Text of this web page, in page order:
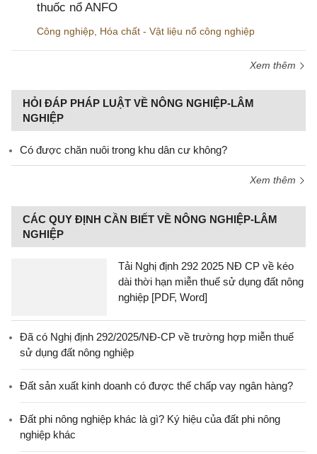
thuốc nổ ANFO
Công nghiệp Hóa chất - Vật liệu nổ công nghiệp
Xem thêm
HỎI ĐÁP PHÁP LUẬT VỀ NÔNG NGHIỆP-LÂM
NGHIỆP
Có được chăn nuôi trong khu dân cư không?
Xem thêm
CÁC QUY ĐỊNH CẦN BIẾT VỀ NÔNG NGHIỆP-LÂM
NGHIỆP
Tải Nghị định 292 2025 NĐ CP về kéo
dài thời hạn miễn thuế sử dụng đất nông
nghiệp [PDF, Word]
Đã có Nghị định 292/2025/NĐ-CP về trường hợp miễn thuế
sử dụng đất nông nghiệp
Đất sản xuất kinh doanh có được thế chấp vay ngân hàng?
Đất phi nông nghiệp khác là gì? Ký hiệu của đất phi nông
nghiệp khác